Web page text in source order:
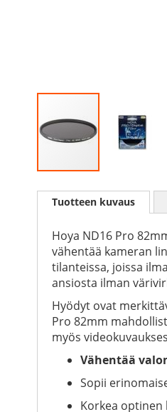
to
images
gallery
Tuotteen kuvaus
Hoya ND16 Pro
vähentää kameran
tilanteissa, joissa
ansiosta ilman
Hyödyt ovat
Pro 82mm
myös
Vähentää
Sopii
Korkea